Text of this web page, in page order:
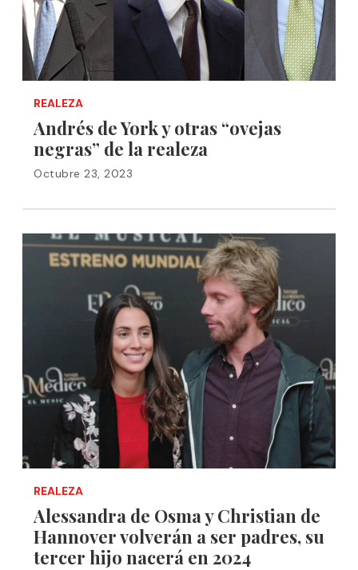
REALEZA
Andrés de York y otras “ovejas
negras” de la realeza
Octubre 23, 2023
REALEZA
Alessandra de Osma y Christian de
Hannover volverán a ser padres, su
tercer hijo nacerá en 2024